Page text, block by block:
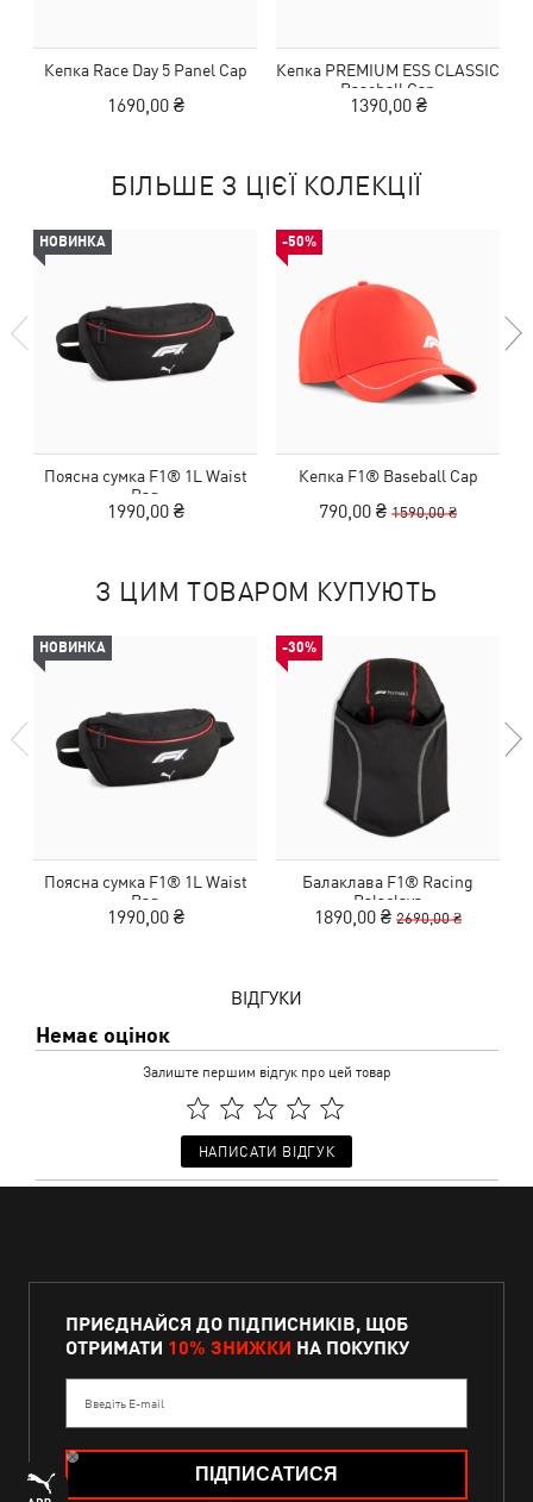
Кепка Race Day 5 Panel Cap
1690,00 ₴
Кепка PREMIUM ESS CLASSIC
Baseball Cap
1390,00 ₴
БІЛЬШЕ З ЦІЄЇ КОЛЕКЦІЇ
НОВИНКА
Поясна сумка F1® 1L Waist
Bag
1990,00 ₴
-50%
Кепка F1® Baseball Cap
790,00 ₴ 1590,00 ₴
З ЦИМ ТОВАРОМ КУПУЮТЬ
НОВИНКА
Поясна сумка F1® 1L Waist
Bag
1990,00 ₴
-30%
Балаклава F1® Racing
Balaclava
1890,00 ₴ 2690,00 ₴
ВІДГУКИ
Немає оцінок
Залиште першим відгук про цей товар
НАПИСАТИ ВІДГУК
ПРИЄДНАЙСЯ ДО ПІДПИСНИКІВ, ЩОБ
ОТРИМАТИ 10% ЗНИЖКИ НА ПОКУПКУ
Введіть E-mail
ПІДПИСАТИСЯ